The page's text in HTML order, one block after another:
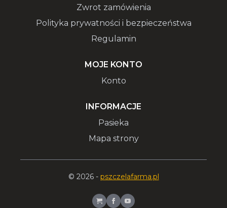
Zwrot zamówienia
Polityka prywatności i bezpieczeństwa
Regulamin
MOJE KONTO
Konto
INFORMACJE
Pasieka
Mapa strony
© 2026 - pszczelafarma.pl